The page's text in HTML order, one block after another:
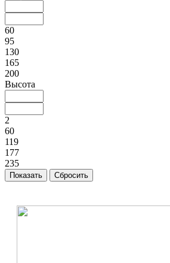
60
95
130
165
200
Высота
2
60
119
177
235